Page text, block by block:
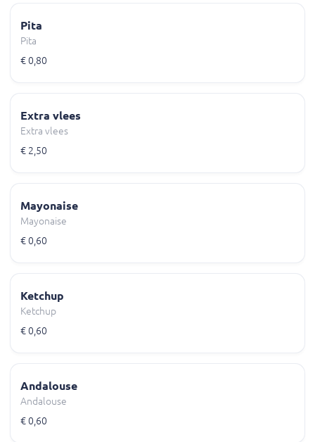
Pita
Pita
€ 0,80
Extra vlees
Extra vlees
€ 2,50
Mayonaise
Mayonaise
€ 0,60
Ketchup
Ketchup
€ 0,60
Andalouse
Andalouse
€ 0,60